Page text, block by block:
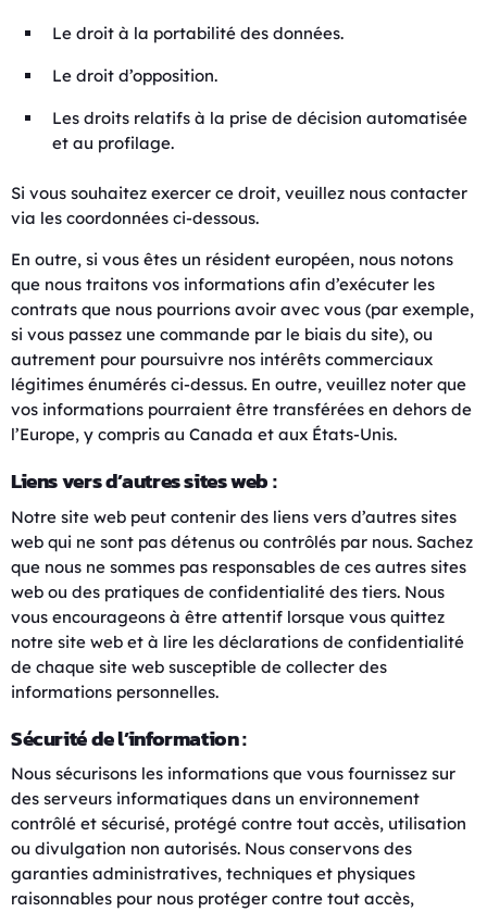
Le droit à la portabilité des données.
Le droit d’opposition.
Les droits relatifs à la prise de décision automatisée
et au profilage.
Si vous souhaitez exercer ce droit, veuillez nous contacter
via les coordonnées ci-dessous.
En outre, si vous êtes un résident européen, nous notons
que nous traitons vos informations afin d’exécuter les
contrats que nous pourrions avoir avec vous (par exemple,
si vous passez une commande par le biais du site), ou
autrement pour poursuivre nos intérêts commerciaux
légitimes énumérés ci-dessus. En outre, veuillez noter que
vos informations pourraient être transférées en dehors de
l’Europe, y compris au Canada et aux États-Unis.
Liens vers d’autres sites web :
Notre site web peut contenir des liens vers d’autres sites
web qui ne sont pas détenus ou contrôlés par nous. Sachez
que nous ne sommes pas responsables de ces autres sites
web ou des pratiques de confidentialité des tiers. Nous
vous encourageons à être attentif lorsque vous quittez
notre site web et à lire les déclarations de confidentialité
de chaque site web susceptible de collecter des
informations personnelles.
Sécurité de l’information :
Nous sécurisons les informations que vous fournissez sur
des serveurs informatiques dans un environnement
contrôlé et sécurisé, protégé contre tout accès, utilisation
ou divulgation non autorisés. Nous conservons des
garanties administratives, techniques et physiques
raisonnables pour nous protéger contre tout accès,